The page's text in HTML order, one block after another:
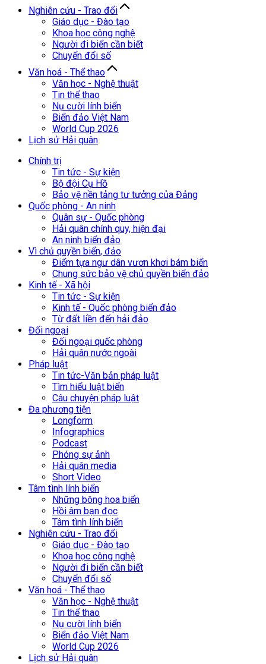
Nghiên cứu - Trao đổi
Giáo dục - Đào tạo
Khoa học công nghệ
Người đi biển cần biết
Chuyển đổi số
Văn hoá - Thể thao
Văn học - Nghệ thuật
Tin thể thao
Nụ cười lính biển
Biển đảo Việt Nam
World Cup 2026
Lịch sử Hải quân
Chính trị
Tin tức - Sự kiện
Bộ đội Cụ Hồ
Bảo vệ nền tảng tư tưởng của Đảng
Quốc phòng - An ninh
Quân sự - Quốc phòng
Hải quân chính quy, hiện đại
An ninh biển đảo
Vì chủ quyền biển, đảo
Điểm tựa ngư dân vươn khơi bám biển
Chung sức bảo vệ chủ quyền biển đảo
Kinh tế - Xã hội
Tin tức - Sự kiện
Kinh tế - Quốc phòng biển đảo
Từ đất liền đến hải đảo
Đối ngoại
Đối ngoại quốc phòng
Hải quân nước ngoài
Pháp luật
Tin tức-Văn bản pháp luật
Tìm hiểu luật biển
Câu chuyện pháp luật
Đa phương tiện
Longform
Infographics
Podcast
Phóng sự ảnh
Hải quân media
Short Video
Tâm tình lính biển
Những bông hoa biển
Hồi âm bạn đọc
Tâm tình lính biển
Nghiên cứu - Trao đổi
Giáo dục - Đào tạo
Khoa học công nghệ
Người đi biển cần biết
Chuyển đổi số
Văn hoá - Thể thao
Văn học - Nghệ thuật
Tin thể thao
Nụ cười lính biển
Biển đảo Việt Nam
World Cup 2026
Lịch sử Hải quân